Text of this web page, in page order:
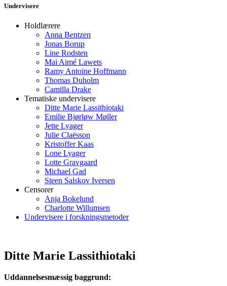
Undervisere
Holdlærere
Anna Bentzen
Jonas Borup
Line Rodsten
Mai Aimé Lawets
Ramy Antoine Hoffmann
Thomas Duholm
Camilla Drake
Tematiske undervisere
Ditte Marie Lassithiotaki
Emilie Bjørløw Møller
Jette Lyager
Julie Claësson
Kristoffer Kaas
Lone Lyager
Lotte Gravgaard
Michael Gad
Steen Salskov Iversen
Censorer
Anja Bokelund
Charlotte Willumsen
Undervisere i forskningsmetoder
Ditte Marie Lassithiotaki
Uddannelsesmæssig baggrund: